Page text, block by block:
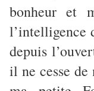
bonheur et
l’intelligence
depuis
il ne cesse de